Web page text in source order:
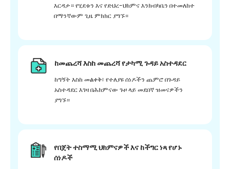
እርዳታ። የሂደቱን እና የድህረ-ህክምና እንክብካቤን በተመለከተ
በማንኛውም ጊዜ ምክክር ያግኙ።
ከመጨረሻ እስከ መጨረሻ የታካሚ ጉዳይ አስተዳደር
ከግኝት እስከ መልቀቅ፣ የተለያዩ ሰነዶችን ጨምሮ በጉዳይ
አስተዳደር እገዛ በሕክምናው ጉዞ ላይ መደበኛ ዝመናዎችን
ያግኙ።
የበጀት ተስማሚ ህክምናዎች እና ከችግር ነጻ የሆኑ
ሰነዶች